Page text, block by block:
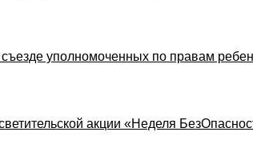
уполномоченных по правам
акции «Неделя